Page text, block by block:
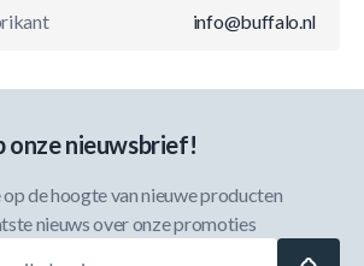
info@buffalo.nl
onze nieuwsbrief!
de hoogte van nieuwe producten
nieuws over onze promoties